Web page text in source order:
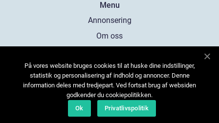
Menu
Annonsering
Om oss
Kontakta oss
Sitemap
På vores website bruges cookies til at huske dine indstillinger,
statistik og personalisering af indhold og annoncer. Denne
information deles med tredjepart. Ved fortsat brug af websiden
godkender du cookiepolitikken.
Ok
Privatlivspolitik